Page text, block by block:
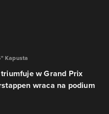
Kapusta
w Grand Prix
wraca na podium